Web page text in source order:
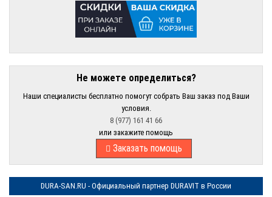
Не можете определиться?
Наши специалисты бесплатно помогут собрать Ваш заказ под Ваши
условия.
8 (977) 161 41 66
или закажите помощь
Заказать помощь
DURA-SAN.RU - Официальный партнер DURAVIT в России